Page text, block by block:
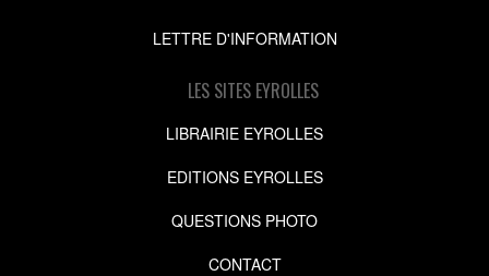
LETTRE D'INFORMATION
LES SITES EYROLLES
LIBRAIRIE EYROLLES
EDITIONS EYROLLES
QUESTIONS PHOTO
CONTACT